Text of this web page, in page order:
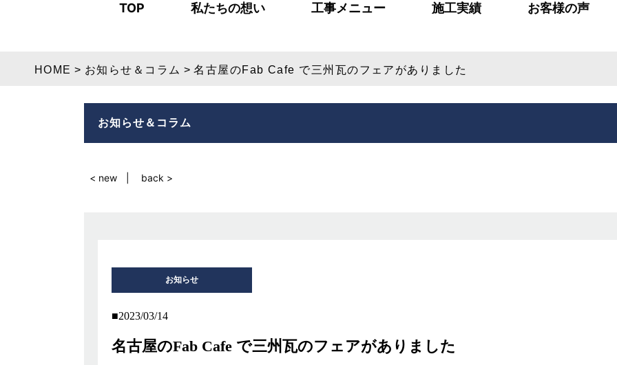
TOP 私たちの想い 工事メニュー 施工実績 お客様の声
HOME お知らせ＆コラム 名古屋のFab Cafe で三州瓦のフェアがありました
お知らせ＆コラム
< new back >
お知らせ
2023/03/14
名古屋のFab Cafe で三州瓦のフェアがありました